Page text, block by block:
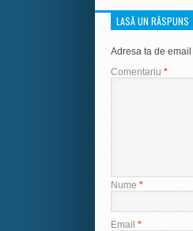
LASĂ UN RĂSPUNS
Adresa ta de email
Comentariu *
Nume *
Email *